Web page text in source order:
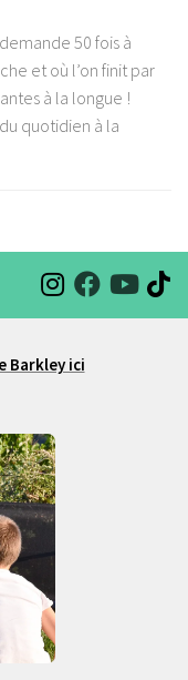
50 fois à
et où l’on finit par
à la longue !
quotidien à la
Barkley ici